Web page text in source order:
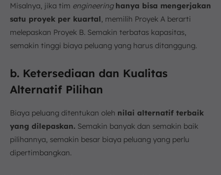
Misalnya, jika tim engineering hanya bisa mengerjakan
satu proyek per kuartal , memilih Proyek A berarti
melepaskan Proyek B. Semakin terbatas kapasitas,
semakin tinggi biaya peluang yang harus ditanggung.
b. Ketersediaan dan Kualitas
Alternatif Pilihan
Biaya peluang ditentukan oleh nilai alternatif terbaik
yang dilepaskan. Semakin banyak dan semakin baik
pilihannya, semakin besar biaya peluang yang perlu
dipertimbangkan.